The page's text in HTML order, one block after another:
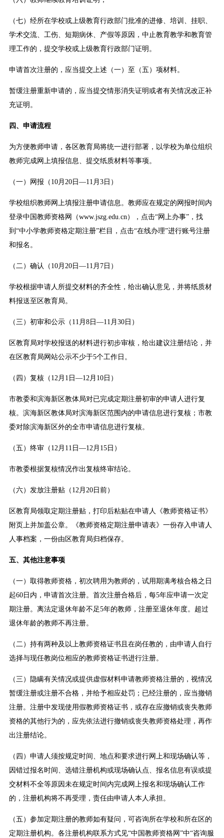
（七）经所在学校或上级教育行政部门批准的进修、培训、挂职、
学术交流、工伤、短期病休、产假等原因，中止教育教学和教育管
理工作的，提交学校或上级教育行政部门证明。
申请首次注册的，应当提交上述（一）至（五）项材料。
暂缓注册重新申请的，应当提交情形消失证明或者有关情况改正补
充证明。
四、申请流程
为方便教师申请，各区教育局将统一进行部署，以学校为单位组织
教师完成网上填报信息、提交纸质材料等事项。
（一）网报（10月20日—11月3日）
学校组织教师网上填报注册申请信息。教师应在规定的网报时间内
登录中国教师资格网（www.jszg.edu.cn），点击“网上办事”，找
到“中小学教师资格定期注册”栏目，点击“在线办理”进行账号注册
和报名。
（二）确认（10月20日—11月7日）
学校根据申请人所提交材料的齐全性，给出确认意见，并将纸质材
料报送至区教育局。
（三）初审和公示（11月8日—11月30日）
区教育局对学校报送的材料进行初步审核，给出建议注册结论，并
在区教育局网站公示不少于5个工作日。
（四）复核（12月1日—12月10日）
市教委和滨海新区教体局对已完成定期注册初审的申请人进行复
核。滨海新区教体局对滨海新区范围内的申请信息进行复核；市教
委对除滨海新区外的全市申请信息进行复核。
（五）终审（12月11日—12月15日）
市教委根据复核情况作出复核终审结论。
（六）发放注册贴（12月20日前）
区教育局领取定期注册贴，打印后粘贴在申请人《教师资格证书》
附页上并加盖公章。《教师资格定期注册申请表》一份存入申请人
人事档案，一份由区教育局归档保存。
五、其他注意事项
（一）取得教师资格，初次聘用为教师的，试用期满考核合格之日
起60日内，申请首次注册。首次注册合格后，每5年应申请一次定
期注册。离法定退休年龄不足5年的教师，注册至退休年度。超过
退休年龄的教师不再注册。
（二）持有两种及以上教师资格证书且在岗任教的，由申请人自行
选择与现任教岗位相应的教师资格证书进行注册。
（三）隐瞒有关情况或提供虚假材料申请教师资格注册的，视情况
暂缓注册或注册不合格，并给予相应处罚；已经注册的，应当撤销
注册。注册中发现使用假教师资格证书，或存在应撤销或丧失教师
资格的其他行为的，应先依法进行撤销或丧失教师资格处理，再作
出注册结论。
（四）申请人须按规定时间、地点和要求进行网上和现场确认等，
因错过报名时间、选错注册机构或现场确认点、报名信息有误或提
交材料不全等原因未在规定时间内完成网上报名和现场确认工作
的，注册机构将不再受理，责任由申请人本人承担。
（五）参加定期注册的教师如有疑问，可咨询所在学校和所在区的
定期注册机构。各注册机构联系方式见“中国教师资格网”中“咨询服